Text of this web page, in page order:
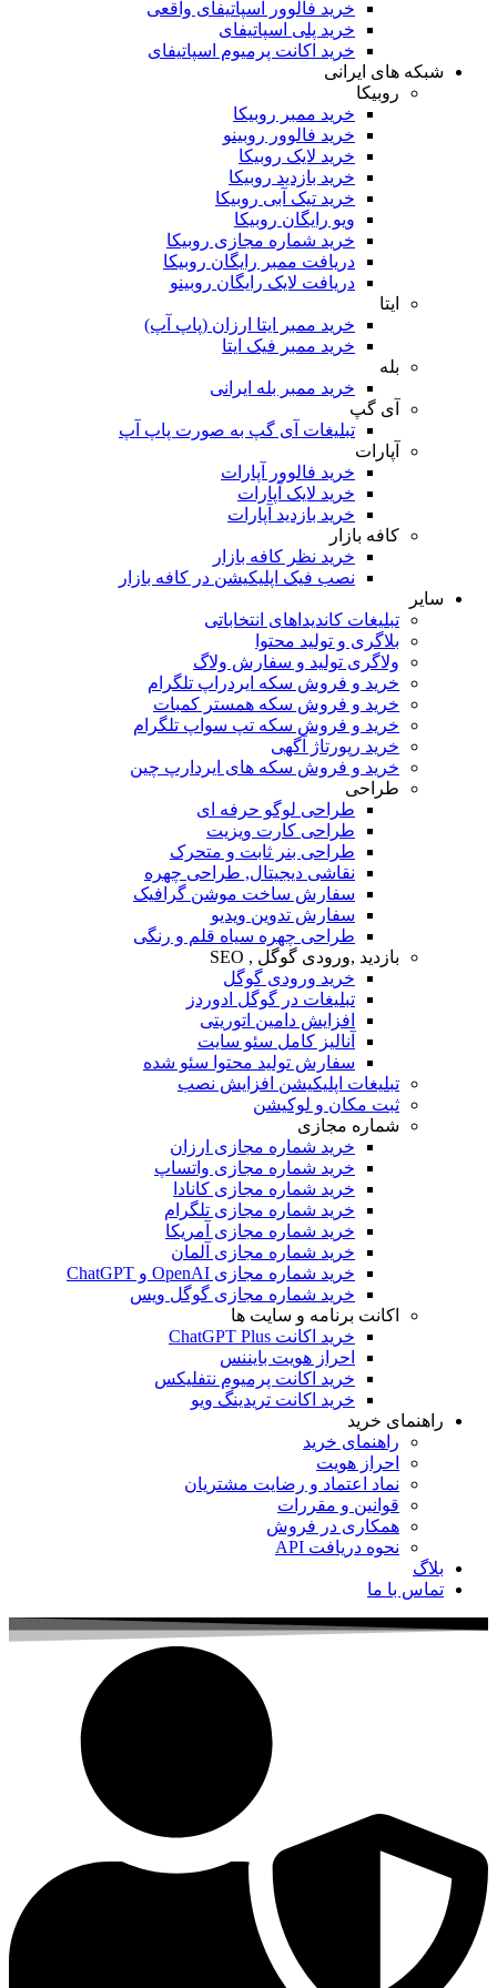
خرید فالوور اسپاتیفای واقعی
خرید پلی اسپاتیفای
خرید اکانت پرمیوم اسپاتیفای
شبکه های ایرانی
روبیکا
خرید ممبر روبیکا
خرید فالوور روبینو
خرید لایک روبیکا
خرید بازدید روبیکا
خرید تیک آبی روبیکا
ویو رایگان روبیکا
خرید شماره مجازی روبیکا
دریافت ممبر رایگان روبیکا
دریافت لایک رایگان روبینو
ایتا
خرید ممبر ایتا ارزان (پاپ آپ)
خرید ممبر فیک ایتا
بله
خرید ممبر بله ایرانی
آی گپ
تبلیغات آی گپ به صورت پاپ آپ
آپارات
خرید فالوور آپارات
خرید لایک آپارات
خرید بازدید آپارات
کافه بازار
خرید نظر کافه بازار
نصب فیک اپلیکیشن در کافه بازار
سایر
تبلیغات کاندیداهای انتخاباتی
بلاگری و تولید محتوا
ولاگری تولید و سفارش ولاگ
خرید و فروش سکه ایردراپ تلگرام
خرید و فروش سکه همستر کمبات
خرید و فروش سکه تپ سواپ تلگرام
خرید رپورتاژ آگهی
خرید و فروش سکه های ایردارپ چین
طراحی
طراحی لوگو حرفه ای
طراحی کارت ویزیت
طراحی بنر ثابت و متحرک
نقاشی دیجیتال, طراحی چهره
سفارش ساخت موشن گرافیک
سفارش تدوین ویدیو
طراحی چهره سیاه قلم و رنگی
بازدید ,ورودی گوگل , SEO
خرید ورودی گوگل
تبلیغات در گوگل ادوردز
افزایش دامین اتوریتی
آنالیز کامل سئو سایت
سفارش تولید محتوا سئو شده
تبلیغات اپلیکیشن افزایش نصب
ثبت مکان و لوکیشن
شماره مجازی
خرید شماره مجازی ارزان
خرید شماره مجازی واتساپ
خرید شماره مجازی کانادا
خرید شماره مجازی تلگرام
خرید شماره مجازی آمریکا
خرید شماره مجازی آلمان
خرید شماره مجازی OpenAI و ChatGPT
خرید شماره مجازی گوگل ویس
اکانت برنامه و سایت ها
خرید اکانت ChatGPT Plus
احراز هویت بایننس
خرید اکانت پرمیوم نتفلیکس
خرید اکانت تریدینگ ویو
راهنمای خرید
راهنمای خرید
احراز هویت
نماد اعتماد و رضایت مشتریان
قوانین و مقررات
همکاری در فروش
نحوه دریافت API
بلاگ
تماس با ما